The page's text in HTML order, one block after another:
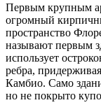
Первым крупным
огромный
пространство
называют первым
использует
ребра,
Камбио. Само
но не покрыто